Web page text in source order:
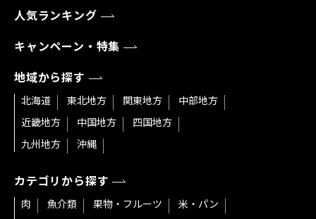
人気ランキング
キャンペーン・特集
地域から探す
北海道 東北地方 関東地方
中部地方
近畿地方
中国地方
四国地方
九州地方
沖縄
カテゴリから探す
肉 魚介類 果物・フルーツ
米・パン